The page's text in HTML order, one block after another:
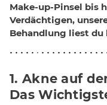
Make-up-Pinsel bis
Verdächtigen,
Behandlung liest du
1. Akne auf
Das